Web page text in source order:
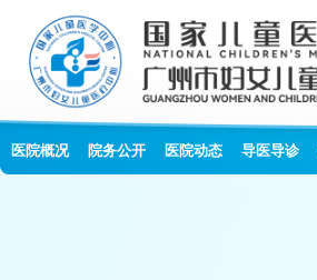
医院概况 院务公开 医院动态 导医导诊